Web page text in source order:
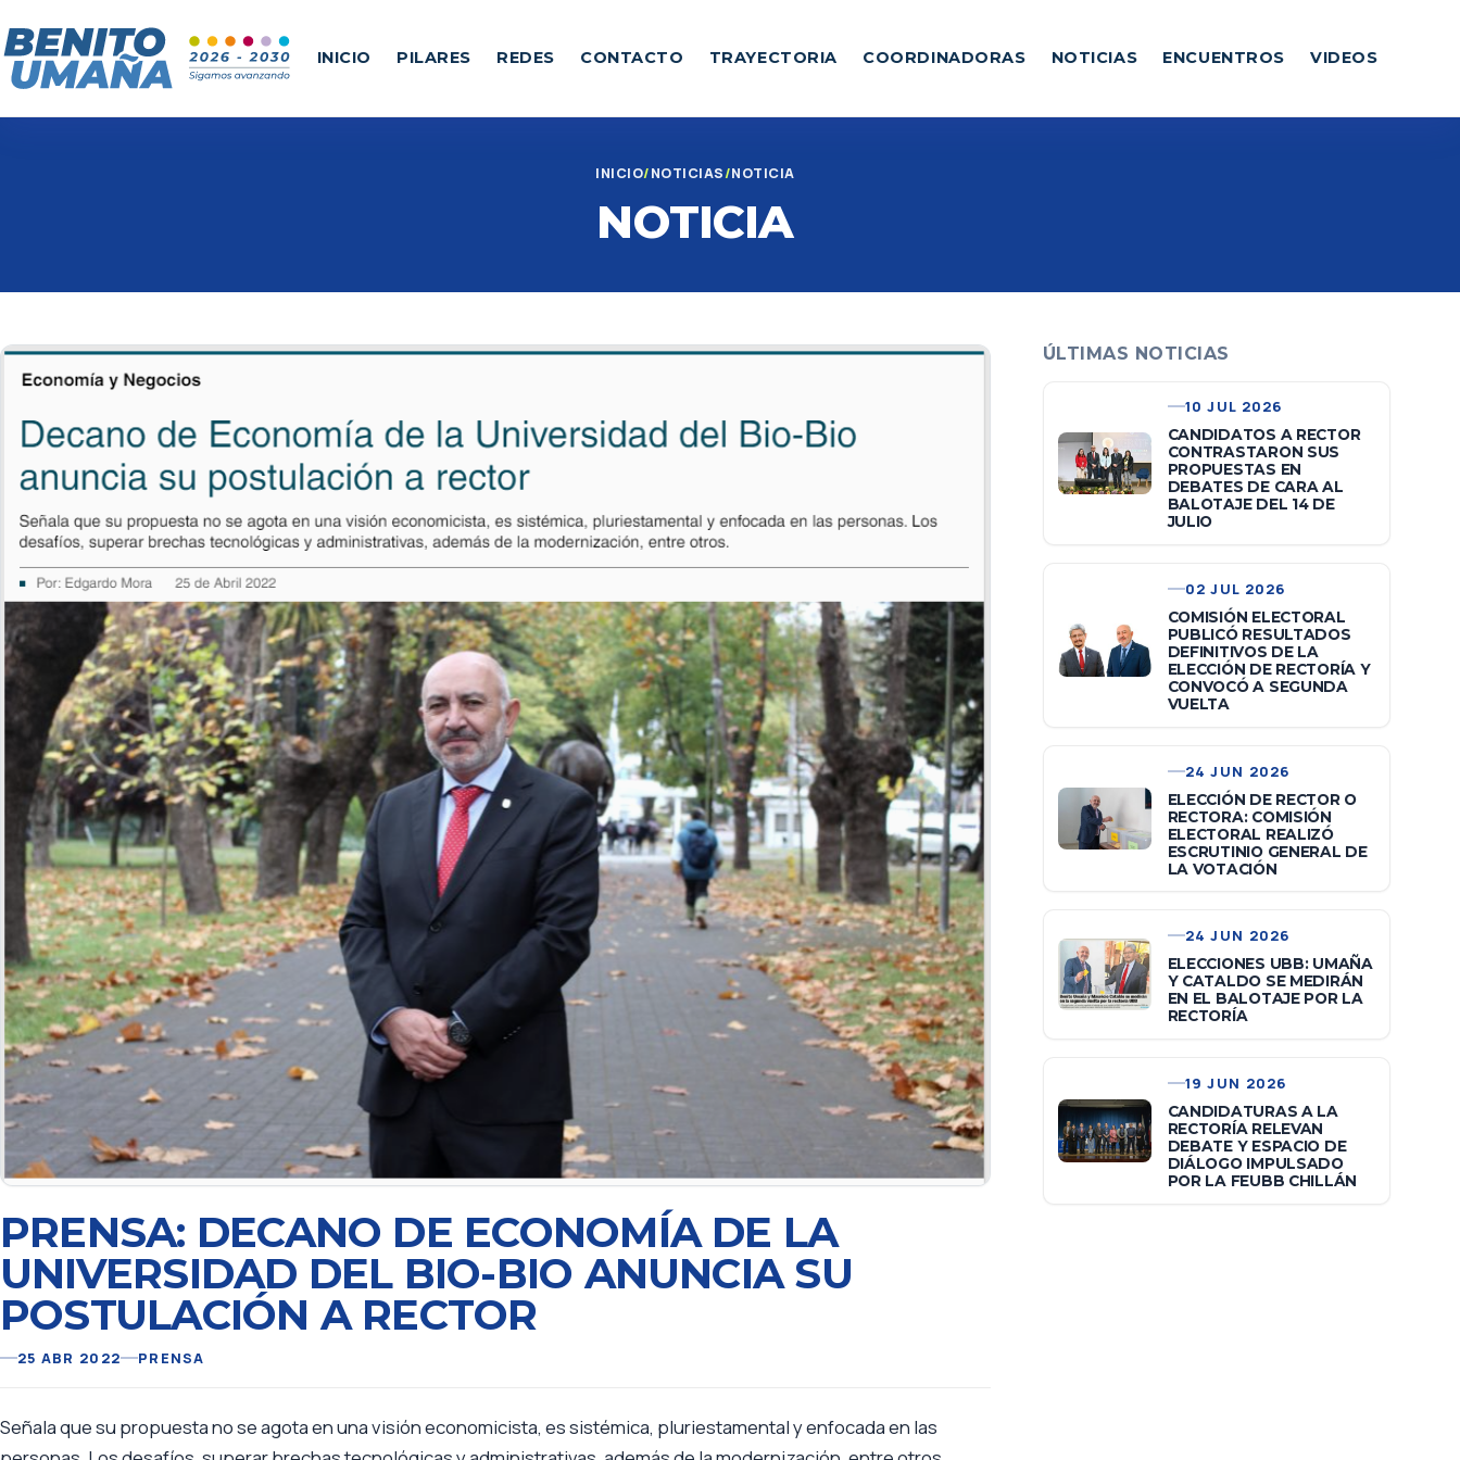
INICIO PILARES REDES CONTACTO TRAYECTORIA COORDINADORAS NOTICIAS ENCUENTROS VIDEOS
INICIO NOTICIAS NOTICIA
NOTICIA
PRENSA: DECANO DE ECONOMÍA DE LA
UNIVERSIDAD DEL BIO-BIO ANUNCIA SU
POSTULACIÓN A RECTOR
25 ABR 2022 PRENSA
Señala que su propuesta no se agota en una visión economicista, es sistémica, pluriestamental y enfocada en las
ÚLTIMAS NOTICIAS
10 JUL 2026
CANDIDATOS A RECTOR
CONTRASTARON SUS
PROPUESTAS EN
DEBATES DE CARA AL
BALOTAJE DEL 14 DE
JULIO
02 JUL 2026
COMISIÓN ELECTORAL
PUBLICÓ RESULTADOS
DEFINITIVOS DE LA
ELECCIÓN DE RECTORÍA Y
CONVOCÓ A SEGUNDA
VUELTA
24 JUN 2026
ELECCIÓN DE RECTOR O
RECTORA: COMISIÓN
ELECTORAL REALIZÓ
ESCRUTINIO GENERAL DE
LA VOTACIÓN
24 JUN 2026
ELECCIONES UBB: UMAÑA
Y CATALDO SE MEDIRÁN
EN EL BALOTAJE POR LA
RECTORÍA
19 JUN 2026
CANDIDATURAS A LA
RECTORÍA RELEVAN
DEBATE Y ESPACIO DE
DIÁLOGO IMPULSADO
POR LA FEUBB CHILLÁN